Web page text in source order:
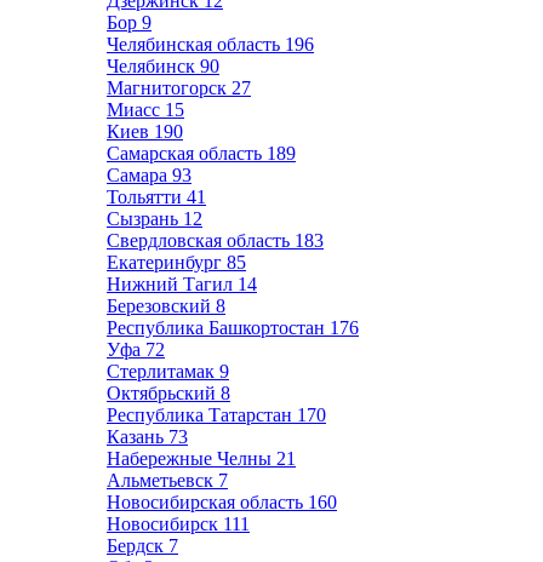
Бор 9
Челябинская область 196
Челябинск 90
Магнитогорск 27
Миасс 15
Киев 190
Самарская область 189
Самара 93
Тольятти 41
Сызрань 12
Свердловская область 183
Екатеринбург 85
Нижний Тагил 14
Березовский 8
Республика Башкортостан 176
Уфа 72
Стерлитамак 9
Октябрьский 8
Республика Татарстан 170
Казань 73
Набережные Челны 21
Альметьевск 7
Новосибирская область 160
Новосибирск 111
Бердск 7